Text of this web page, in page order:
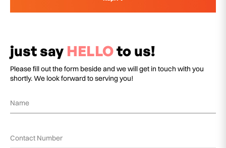
just say HELLOto us!
Please fill out the form beside and we will get in touch with you
shortly. We look forward to serving you!